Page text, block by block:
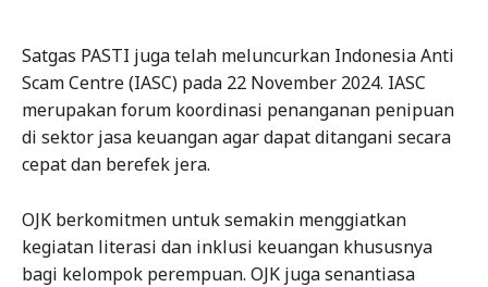
Satgas PASTI juga telah meluncurkan Indonesia Anti
Scam Centre (IASC) pada 22 November 2024. IASC
merupakan forum koordinasi penanganan penipuan
di sektor jasa keuangan agar dapat ditangani secara
cepat dan berefek jera.
OJK berkomitmen untuk semakin menggiatkan
kegiatan literasi dan inklusi keuangan khususnya
bagi kelompok perempuan. OJK juga senantiasa